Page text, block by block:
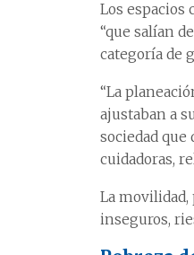
Los espacios
“que salían
categoría de
“La
ajustaban a
sociedad que
cuidadoras,
La movilidad,
inseguros,